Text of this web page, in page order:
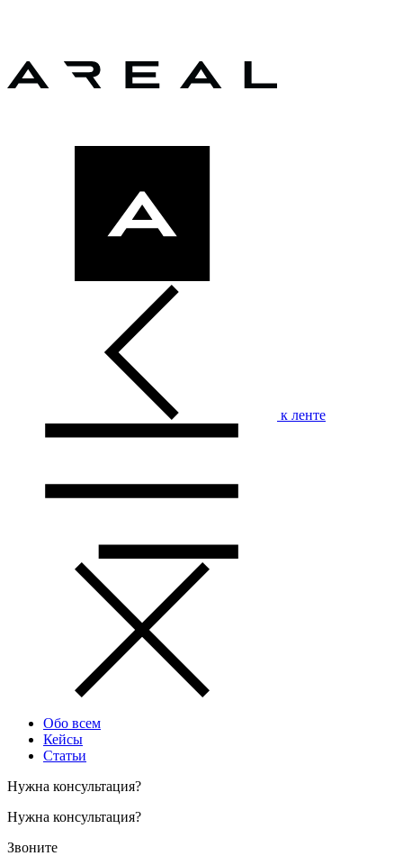
к ленте
Обо всем
Кейсы
Статьи
Нужна консультация?
Нужна консультация?
Звоните